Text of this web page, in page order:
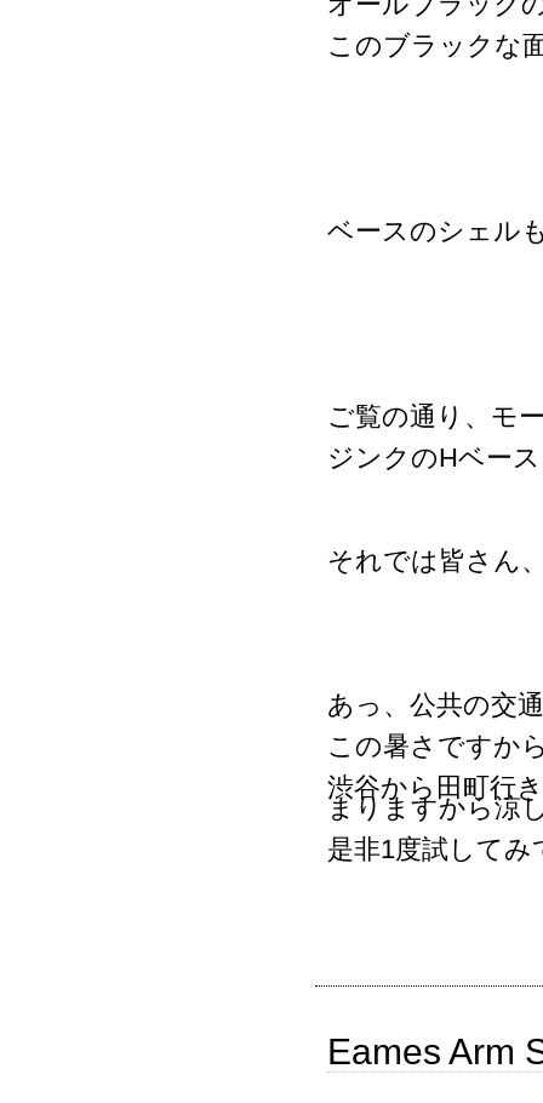
このブラックな
ベースのシェル
ご覧の通り、モ
ジンクのHベー
それでは皆さん
あっ、公共の交
この暑さですか
渋谷から田町行
まりますから涼
是非1度試して
Eames Arm